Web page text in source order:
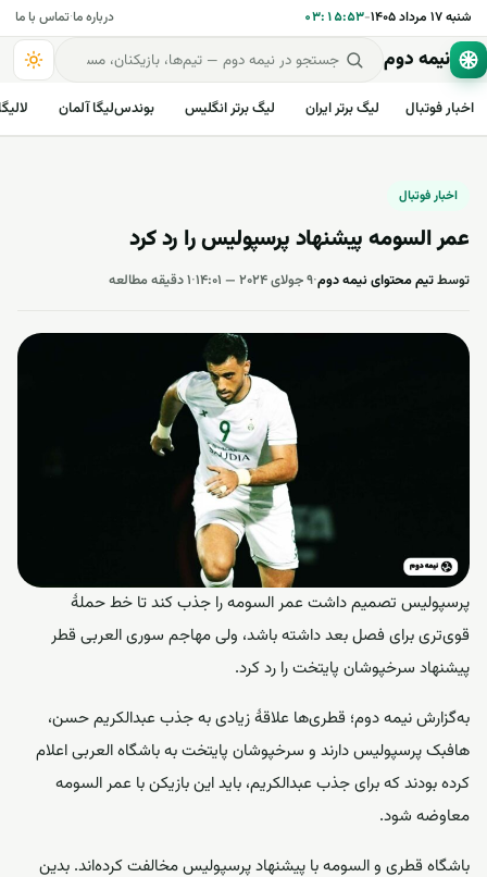
شنبه ۱۷ مرداد ۱۴۰۵ -۰۳:۱۵:۵۴ درباره ما·تماس با ما
نیمه دوم
اخبار فوتبال لیگ برتر ایران لیگ برتر انگلیس بوندس‌لیگا آلمان
اخبار فوتبال
عمر السومه پیشنهاد پرسپولیس را رد کرد
توسطتیم محتوای نیمه دوم·۹ جولای ۲۰۲۴ — ۱۴:۰۱ ·۱ دقیقه مطالعه
پرسپولیس تصمیم داشت عمر السومه را جذب کند تا خط حملۀ
قوی‌تری برای فصل بعد داشته باشد، ولی مهاجم سوری العربی قطر
پیشنهاد سرخپوشان پایتخت را رد کرد.
به‌گزارشنیمه دوم؛ قطری‌ها علاقۀ زیادی به جذب عبدالکریم حسن،
هافبک پرسپولیس دارند و سرخپوشان پایتخت به باشگاه العربی اعلام
کرده بودند که برای جذب عبدالکریم، باید این بازیکن با عمر السومه
معاوضه شود.
باشگاه قطری و السومه با پیشنهاد پرسپولیس مخالفت کرده‌اند. بدین